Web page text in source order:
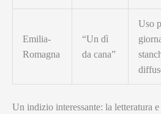
Emilia-
Romagna
“Un dì
da cana”
Uso
Un indizio interessante: la letteratura